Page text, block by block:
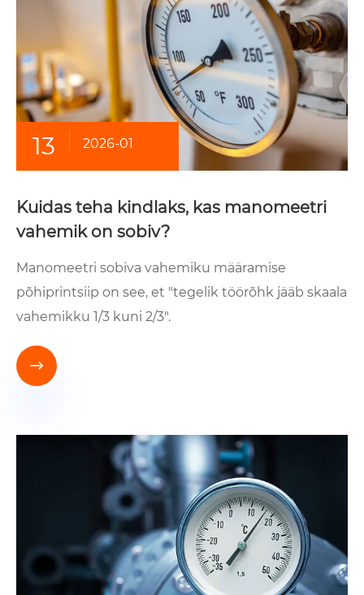
13 2026-01
Kuidas teha kindlaks, kas manomeetri
vahemik on sobiv?
Manomeetri sobiva vahemiku määramise
põhiprintsiip on see, et "tegelik töörõhk jääb skaala
vahemikku 1/3 kuni 2/3".
